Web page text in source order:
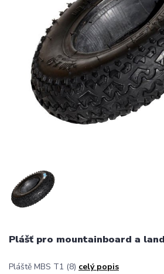
Plášť pro mountainboard a
Pláště MBS T1 (8) celý popis